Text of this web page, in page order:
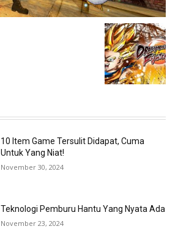
10 Item Game Tersulit Didapat, Cuma
Untuk Yang Niat!
November 30, 2024
Teknologi Pemburu Hantu Yang Nyata Ada
November 23, 2024